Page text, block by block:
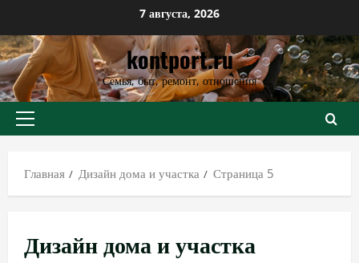
к
содержимому
7 августа, 2026
kontport.ru
Семья, быт, ремонт, отношения
Основное
Главная
Дизайн дома и участка Страница 5
Дизайн дома и участка